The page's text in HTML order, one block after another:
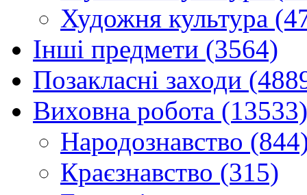
Художня культура
Інші предмети (3564)
Позакласні заходи
Виховна робота (13533)
Народознавство
Краєзнавство (315)